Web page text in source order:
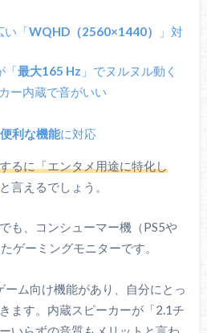
い「WQHD（2560×1440）
」対
「最大165 Hz 」でヌルヌル動く
ー内蔵で音がいい
利な機能に対応
るに「エンタメ用途に特化し
言えるでしょう。
も、コンシューマー機（PS5や
ゲーミングモニターです。
ム向け機能があり、自分にとっ
ます。内蔵スピーカーが「2.1チ